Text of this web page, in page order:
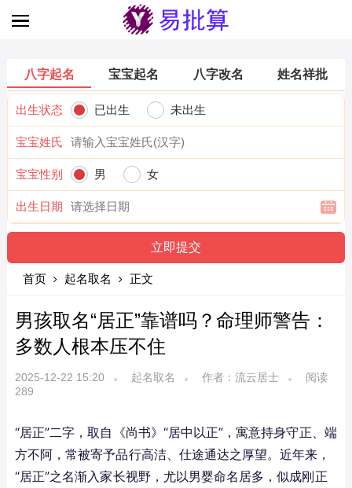
八字起名 宝宝起名 八字改名 姓名祥批
出生状态 已出生 未出生
宝宝姓氏
宝宝性别 男 女
出生日期
首页 起名取名 正文
男孩取名“居正”靠谱吗？命理师警告：
多数人根本压不住
2025-12-22 15:20 起名取名 作者：流云居士
阅读
289
“居正”二字，取自《尚书》“居中以正”，寓意持身守正、端
方不阿，常被寄予品行高洁、仕途通达之厚望。近年来，
“居正”之名渐入家长视野，尤以男婴命名居多，似成刚正